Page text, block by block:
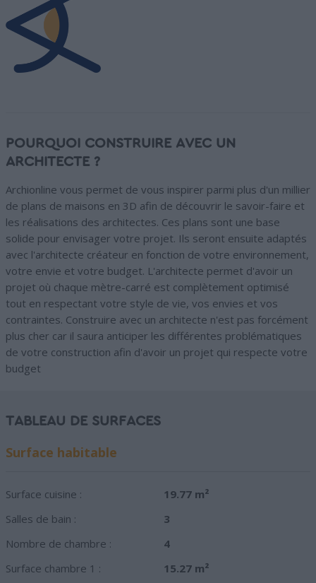
POURQUOI CONSTRUIRE AVEC UN
ARCHITECTE ?
Archionline vous permet de vous inspirer parmi plus d'un millier
de plans de maisons en 3D afin de découvrir le savoir-faire et
les réalisations des architectes. Ces plans sont une base
solide pour envisager votre projet. Ils seront ensuite adaptés
avec l'architecte créateur en fonction de votre environnement,
votre envie et votre budget. L'architecte permet d'avoir un
projet où chaque mètre-carré est complètement optimisé
tout en respectant votre style de vie, vos envies et vos
contraintes. Construire avec un architecte n'est pas forcément
plus cher car il saura anticiper les différentes problématiques
de votre construction afin d'avoir un projet qui respecte votre
budget
TABLEAU DE SURFACES
Surface habitable
Surface cuisine :
19.77 m²
Salles de bain :
3
Nombre de chambre :
4
Surface chambre 1 :
15.27 m²